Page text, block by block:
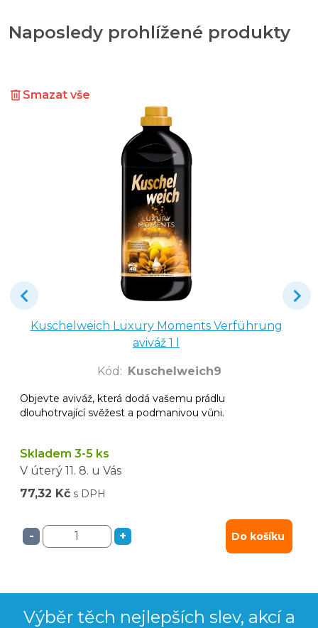
Naposledy prohlížené produkty
Smazat vše
Kuschelweich Luxury Moments Verführung
aviváž 1 l
Kód : Kuschelweich9
Objevte aviváž, která dodá vašemu prádlu
dlouhotrvající svěžest a podmanivou vůni.
Skladem 3-5 ks
V úterý 11. 8. u Vás
77,32 Kč s DPH
- + Do košíku
Výběr těch nejlepších slev, akcí a